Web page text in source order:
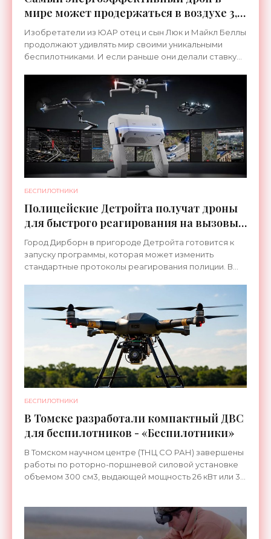
мире может продержаться в воздухе 3,5
часа - «Беспилотники»
Изобретатели из ЮАР отец и сын Люк и Майкл Беллы
продолжают удивлять мир своими уникальными
беспилотниками. И если раньше они делали ставку
БЕСПИЛОТНИКИ
Полицейские Детройта получат дроны
для быстрого реагирования на вызовы -
«Беспилотники»
Город Дирборн в пригороде Детройта готовится к
запуску программы, которая может изменить
стандартные протоколы реагирования полиции. В
БЕСПИЛОТНИКИ
В Томске разработали компактный ДВС
для беспилотников - «Беспилотники»
В Томском научном центре (ТНЦ СО РАН) завершены
работы по роторно-поршневой силовой установке
объемом 300 см3, выдающей мощность 26 кВт или 36